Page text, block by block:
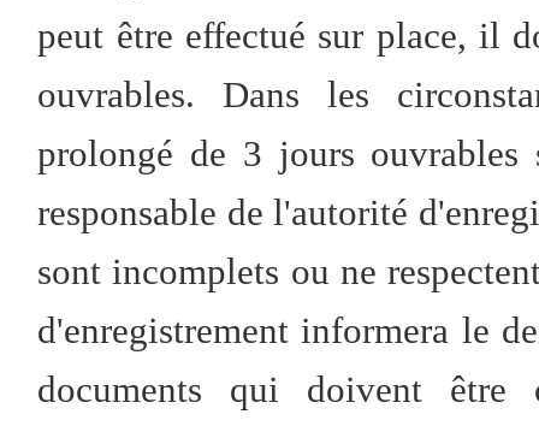
peut être effectué sur place, il
ouvrables. Dans les
prolongé de 3 jours ouvrables
responsable de l'autorité
sont incomplets ou ne
d'enregistrement informera le
documents qui doivent